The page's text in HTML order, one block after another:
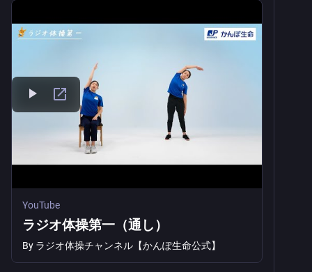
YouTube
ラジオ体操第一（通し）
By ラジオ体操チャンネル【かんぽ生命公式】